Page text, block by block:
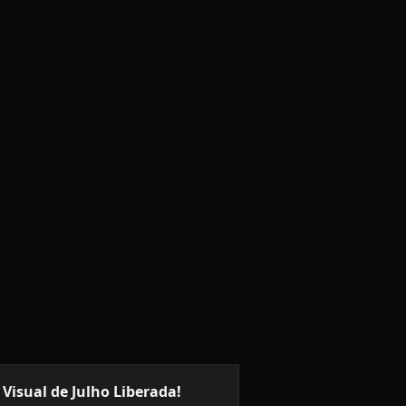
de Julho Liberada!